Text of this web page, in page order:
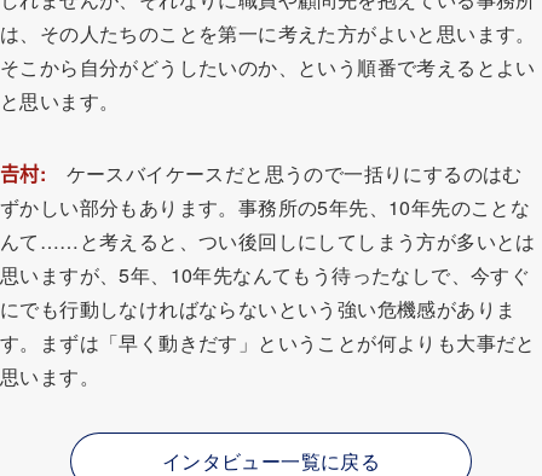
は、その人たちのことを第一に考えた方がよいと思います。
そこから自分がどうしたいのか、という順番で考えるとよい
と思います。
𠮷村: ケースバイケースだと思うので一括りにするのはむ
ずかしい部分もあります。事務所の5年先、10年先のことな
んて……と考えると、つい後回しにしてしまう方が多いとは
思いますが、5年、10年先なんてもう待ったなしで、今すぐ
にでも行動しなければならないという強い危機感がありま
す。まずは「早く動きだす」ということが何よりも大事だと
思います。
インタビュー一覧に戻る